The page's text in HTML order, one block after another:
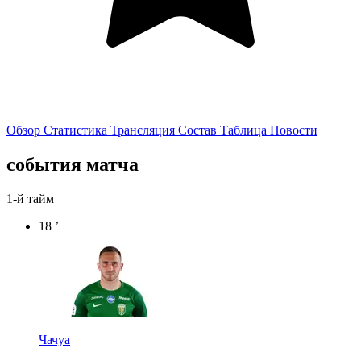
Обзор Статистика Трансляция Состав Таблица Новости
события матча
1-й тайм
18 ’
Чачуа